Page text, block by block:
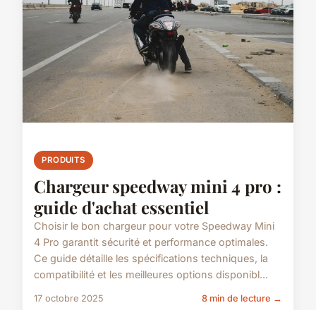
PRODUITS
Chargeur speedway mini 4 pro :
guide d'achat essentiel
Choisir le bon chargeur pour votre Speedway Mini
4 Pro garantit sécurité et performance optimales.
Ce guide détaille les spécifications techniques, la
compatibilité et les meilleures options disponibl...
17 octobre 2025 8 min de lecture →